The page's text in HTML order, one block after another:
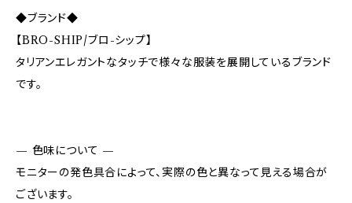
◆ブランド◆
【BRO-SHIP/ブロ-シップ】
タリアンエレガントなタッチで様々な服装を展開しているブランド
です。
— 色味について —
モニターの発色具合によって、実際の色と異なって見える場合が
ございます。